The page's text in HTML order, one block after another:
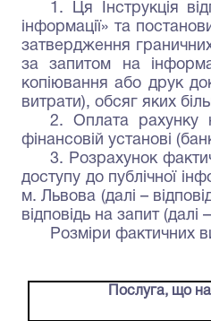
1. Ця Інструкція
інформації» та
затвердження
за запитом на
копіювання або друк
витрати), обсяг яких
2. Оплата рахунку
фінансовій установі
3. Розрахунок
доступу до публічної
м. Львова (далі –
відповідь на запит (далі
Розміри фактичних
Послуга, що